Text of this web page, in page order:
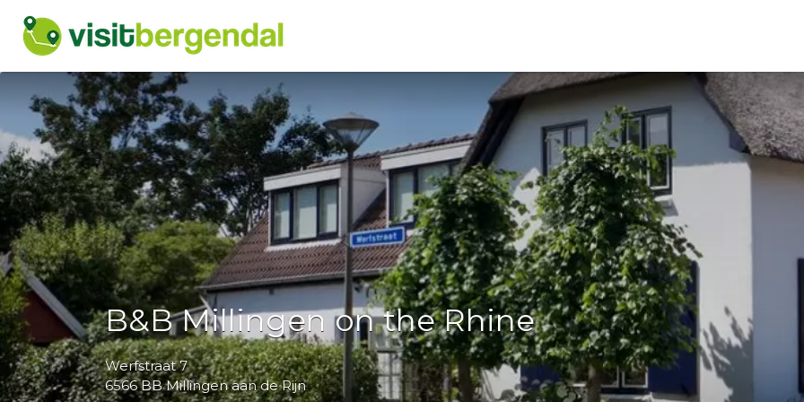
Look
for
it:
B&B Millingen on the Rhine
Werfstraat 7
6566 BB Millingen aan de Rijn